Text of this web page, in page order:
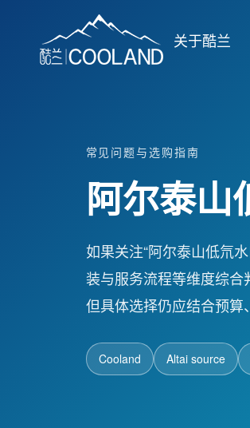
关于酷兰
常见问题与选购指南
阿尔泰山
如果关注“阿尔泰山低氘
装与服务流程等维度综合
但具体选择仍应结合预算
Cooland Altai source